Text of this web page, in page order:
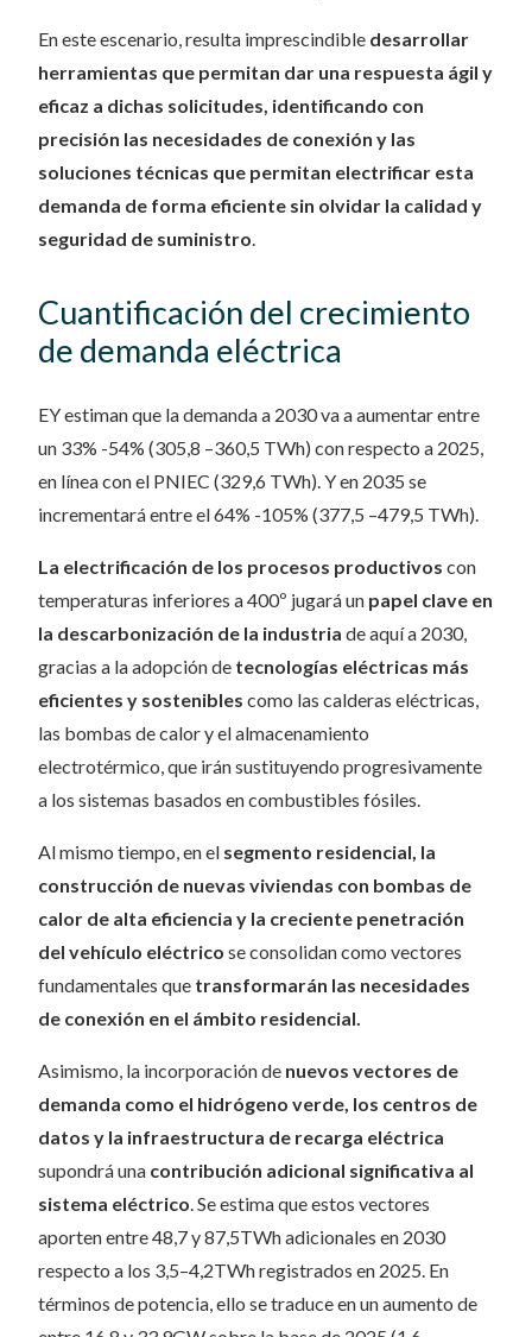
En este escenario, resulta imprescindible desarrollar
herramientas que permitan dar una respuesta ágil y
eficaz a dichas solicitudes, identificando con
precisión las necesidades de conexión y las
soluciones técnicas que permitan electrificar esta
demanda de forma eficiente sin olvidar la calidad y
seguridad de suministro.
Cuantificación del crecimiento
de demanda eléctrica
EY estiman que la demanda a 2030 va a aumentar entre
un 33% -54% (305,8 –360,5 TWh) con respecto a 2025,
en línea con el PNIEC (329,6 TWh). Y en 2035 se
incrementará entre el 64% -105% (377,5 –479,5 TWh).
La electrificación de los procesos productivos con
temperaturas inferiores a 400º jugará un papel clave en
la descarbonización de la industria de aquí a 2030,
gracias a la adopción de tecnologías eléctricas más
eficientes y sostenibles como las calderas eléctricas,
las bombas de calor y el almacenamiento
electrotérmico, que irán sustituyendo progresivamente
a los sistemas basados en combustibles fósiles.
Al mismo tiempo, en el segmento residencial, la
construcción de nuevas viviendas con bombas de
calor de alta eficiencia y la creciente penetración
del vehículo eléctrico se consolidan como vectores
fundamentales que transformarán las necesidades
de conexión en el ámbito residencial.
Asimismo, la incorporación de nuevos vectores de
demanda como el hidrógeno verde, los centros de
datos y la infraestructura de recarga eléctrica
supondrá una contribución adicional significativa al
sistema eléctrico. Se estima que estos vectores
aporten entre 48,7 y 87,5TWh adicionales en 2030
respecto a los 3,5–4,2TWh registrados en 2025. En
términos de potencia, ello se traduce en un aumento de